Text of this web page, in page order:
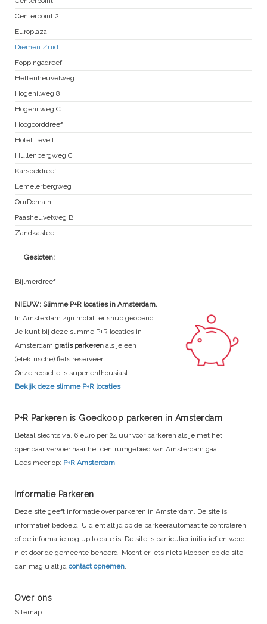
Centerpoint 2
Europlaza
Diemen Zuid
Foppingadreef
Hettenheuvelweg
Hogehilweg 8
Hogehilweg C
Hoogoorddreef
Hotel Levell
Hullenbergweg C
Karspeldreef
Lemelerbergweg
OurDomain
Paasheuvelweg B
Zandkasteel
Gesloten:
Bijlmerdreef
NIEUW: Slimme P+R locaties in Amsterdam.
In Amsterdam zijn mobiliteitshub geopend.
Je kunt bij deze slimme P+R locaties in
Amsterdam gratis parkeren als je een
(elektrische) fiets reserveert.
Onze redactie is super enthousiast.
Bekijk deze slimme P+R locaties
P+R Parkeren is Goedkoop parkeren in Amsterdam
Betaal slechts v.a. 6 euro per 24 uur voor parkeren als je met het
openbaar vervoer naar het centrumgebied van Amsterdam gaat.
Lees meer op: P+R Amsterdam
Informatie Parkeren
Deze site geeft informatie over parkeren in Amsterdam. De site is
informatief bedoeld. U dient altijd op de parkeerautomaat te controleren
of de informatie nog up to date is. De site is particulier initiatief en wordt
niet door de gemeente beheerd. Mocht er iets niets kloppen op de site
dan mag u altijd contact opnemen.
Over ons
Sitemap